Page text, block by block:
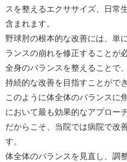
スを整えるエクササイズ、日常
含まれます。
野球肘の根本的な改善には、単
ランスの崩れを修正することが
全身のバランスを整えることで
持続的な改善を目指すことができ
このように体全体のバランスに
において最も効果的なアプロー
だからこそ、当院では病院で改
す。
体全体のバランスを見直し、調